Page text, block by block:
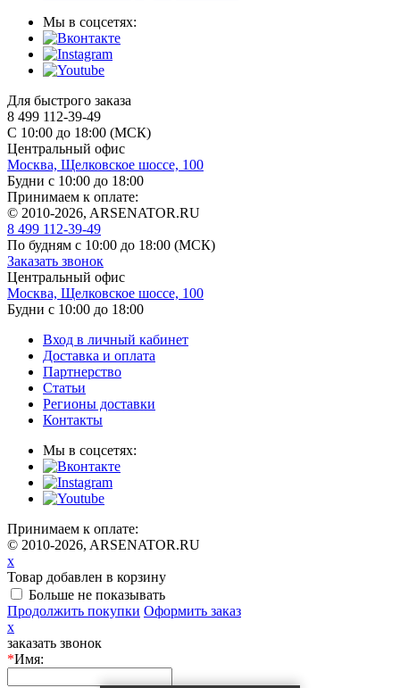
Мы в соцсетях:
Для быстрого заказа
8 499 112-39-49
С 10:00 до 18:00 (МСК)
Центральный офис
Москва, Щелковское шоссе, 100
Будни с 10:00 до 18:00
Принимаем к оплате:
© 2010-2026, ARSENATOR.RU
8 499 112-39-49
По будням с 10:00 до 18:00 (МСК)
Заказать звонок
Центральный офис
Москва, Щелковское шоссе, 100
Будни с 10:00 до 18:00
Вход в личный кабинет
Доставка и оплата
Партнерство
Статьи
Регионы доставки
Контакты
Мы в соцсетях:
Принимаем к оплате:
© 2010-2026, ARSENATOR.RU
x
Товар добавлен в корзину
Больше не показывать
Продолжить покупки Оформить заказ
x
заказать звонок
*Имя: